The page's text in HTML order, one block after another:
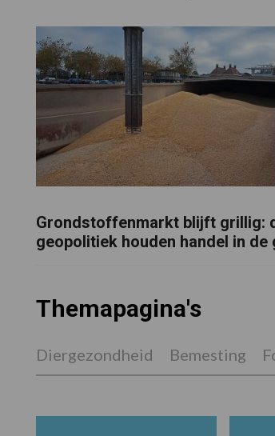
Grondstoffenmarkt blijft grillig:
geopolitiek houden handel in de
Themapagina's
Diergezondheid Bemesting